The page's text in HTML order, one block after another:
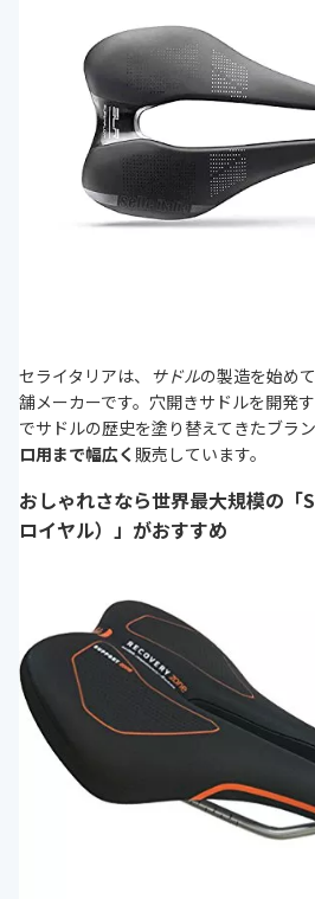
セライタリアは、 サドルの製造を始め
舗メーカーです。穴開きサドルを開発
でサドルの歴史を塗り替えてきたブラン
ロ用まで幅広く 販売しています。
おしゃれさなら世界最大規模の「
ロイヤル）」がおすすめ